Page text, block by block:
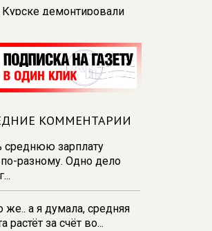
Курске демонтировали
и Стрелецком озере
Пионеров в Курске
День
в парке «Патриот»
в августе 2024 года
отвезла
драгоценностей и
рублей
КОММЕНТАРИИ
среднюю зарплату
разному. Одно дело
же.. а я думала, средняя
растёт за счёт во...